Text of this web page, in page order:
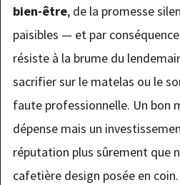
bien-être, de la promesse
paisibles — et par
résiste à la brume du
sacrifier sur le matelas ou le
faute professionnelle. Un bon
dépense mais un
réputation plus sûrement que
cafetière design posée en coin.